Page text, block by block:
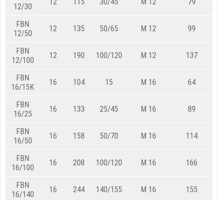
12/30
FBN
12/50
12 135 50/65 M 12 99
FBN
12/100
12 190 100/120 M 12 137
FBN
16/15K
16 104 15 M 16 64
FBN
16/25
16 133 25/45 M 16 89
FBN
16/50
16 158 50/70 M 16 114
FBN
16/100
16 208 100/120 M 16 166
FBN
16/140
16 244 140/155 M 16 155